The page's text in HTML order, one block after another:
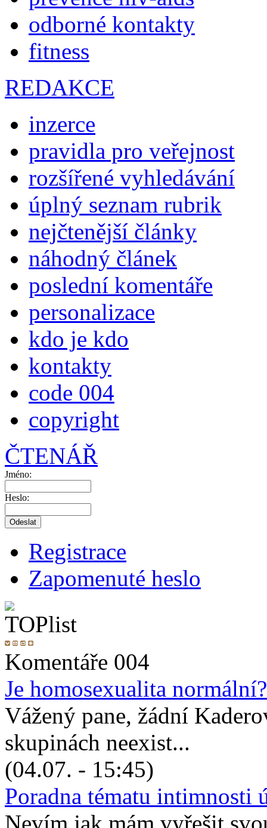
odborné kontakty
fitness
REDAKCE
inzerce
pravidla pro veřejnost
rozšířené vyhledávání
úplný seznam rubrik
nejčtenější články
náhodný článek
poslední komentáře
personalizace
kdo je kdo
kontakty
code 004
copyright
ČTENÁŘ
Jméno:
Heslo:
Registrace
Zapomenuté heslo
Komentáře 004
Je homosexualita normální?
Vážený pane, žádní
skupinách neexist...
(04.07. - 15:45)
Poradna tématu intimnosti